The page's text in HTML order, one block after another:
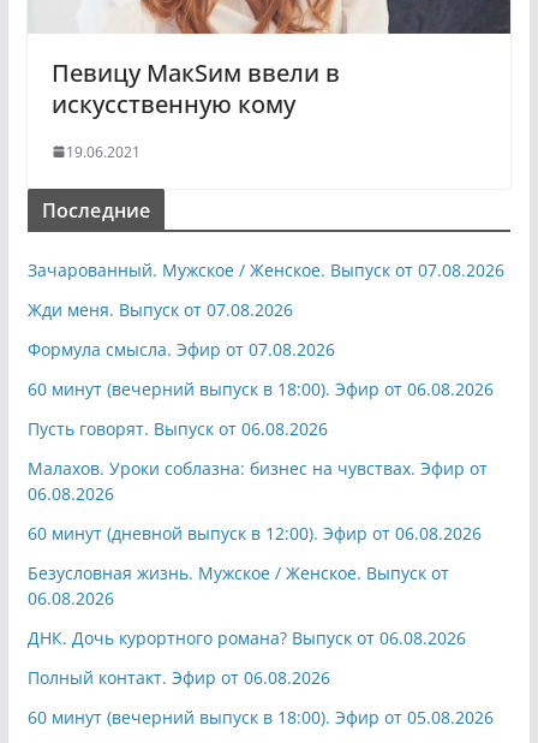
Певицу МакSим ввели в
искусственную кому
19.06.2021
Последние
Зачарованный. Мужское / Женское. Выпуск от 07.08.2026
Жди меня. Выпуск от 07.08.2026
Формула смысла. Эфир от 07.08.2026
60 минут (вечерний выпуск в 18:00). Эфир от 06.08.2026
Пусть говорят. Выпуск от 06.08.2026
Малахов. Уроки соблазна: бизнес на чувствах. Эфир от
06.08.2026
60 минут (дневной выпуск в 12:00). Эфир от 06.08.2026
Безусловная жизнь. Мужское / Женское. Выпуск от
06.08.2026
ДНК. Дочь курортного романа? Выпуск от 06.08.2026
Полный контакт. Эфир от 06.08.2026
60 минут (вечерний выпуск в 18:00). Эфир от 05.08.2026